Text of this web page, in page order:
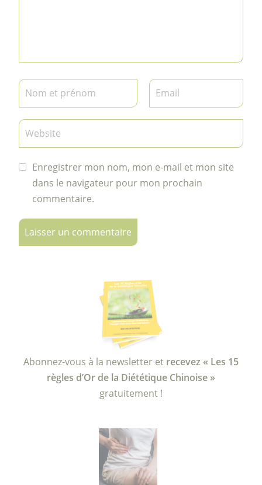
Enregistrer mon nom, mon e-mail et mon site
dans le navigateur pour mon prochain
commentaire.
Abonnez-vous à la newsletter et recevez « Les 15
règles d’Or de la Diététique Chinoise »
gratuitement !